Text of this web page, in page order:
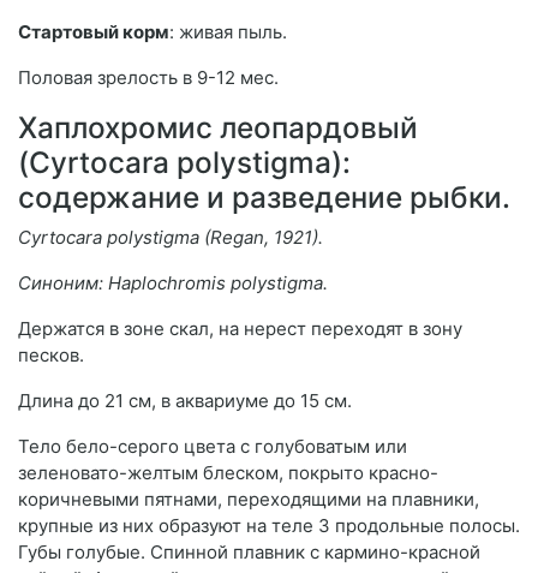
Стартовый корм: живая пыль.
Половая зрелость в 9-12 мес.
Хаплохромис леопардовый
(Cyrtocara polystigma):
содержание и разведение рыбки.
Cyrtocara polystigma (Regan, 1921).
Синоним: Haplochromis polystigma.
Держатся в зоне скал, на нерест переходят в зону
песков.
Длина до 21 см, в аквариуме до 15 см.
Тело бело-серого цвета с голубоватым или
зеленовато-желтым блеском, покрыто красно-
коричневыми пятнами, переходящими на плавники,
крупные из них образуют на теле 3 продольные полосы.
Губы голубые. Спинной плавник с кармино-красной